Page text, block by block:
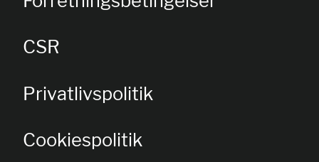
CSR
Privatlivspolitik
Cookiespolitik